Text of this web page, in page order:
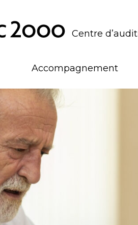
Centre
Accompagnement